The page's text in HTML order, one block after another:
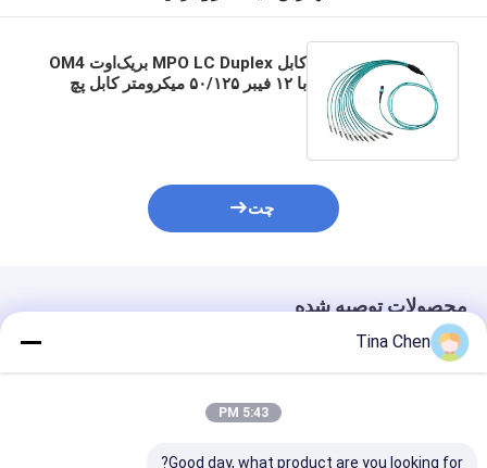
کابل MPO LC Duplex بریک‌اوت OM4
با ۱۲ فیبر ۵۰/۱۲۵ میکرومتر کابل پچ
چت
محصولات توصیه شده
Tina Chen
5:43 PM
Good day, what product are you looking for?